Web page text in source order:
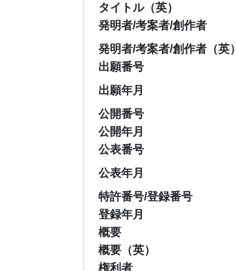
タイトル（英）
発明者/考案者/創作者
発明者/考案者/創作者（英）
出願番号
出願年月
公開番号
公開年月
公表番号
公表年月
特許番号/登録番号
登録年月
概要
概要（英）
権利者